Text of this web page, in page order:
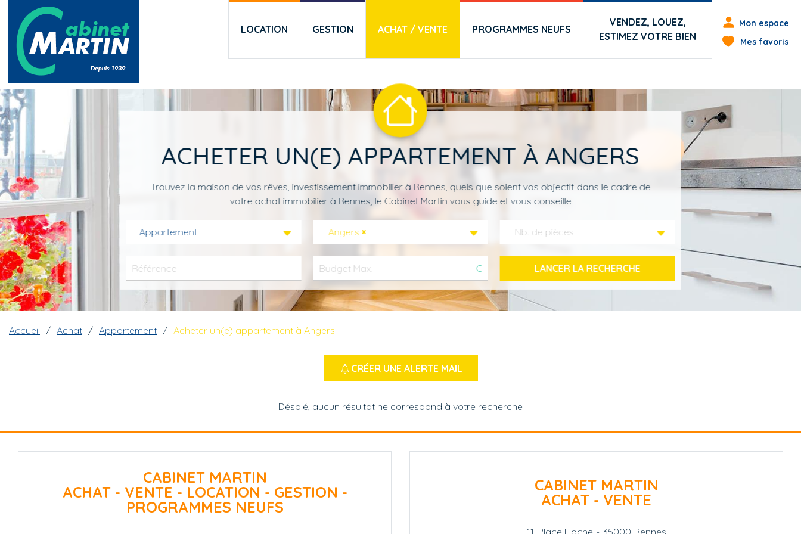
Aller au contenu principal
LOCATION
GESTION ACHAT / VENTE PROGRAMMES NEUFS
VENDEZ, LOUEZ,
ESTIMEZ VOTRE BIEN
Menu
Mon espace
Mes favoris
ACHETER UN(E) APPARTEMENT À ANGERS
Trouvez la maison de vos rêves, investissement immobilier à Rennes, quels que soient vos objectif dans le cadre de
votre achat immobilier à Rennes, le Cabinet Martin vous guide et vous conseille
Appartement ×
Angers Nb. de pièces
€
Fil d'Ariane
Accueil Achat Appartement Acheter un(e) appartement à Angers
CRÉER UNE ALERTE MAIL
Désolé, aucun résultat ne correspond à votre recherche
CABINET MARTIN
ACHAT - VENTE - LOCATION - GESTION -
PROGRAMMES NEUFS
CABINET MARTIN
ACHAT - VENTE
11, Place Hoche - 35000 Rennes